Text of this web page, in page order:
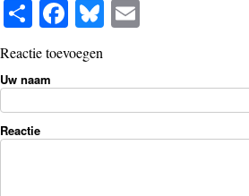
S
ha
re
Fa
ce
bo
ok
Bl
ue
y
Reactie toevoegen
Uw naam
Reactie